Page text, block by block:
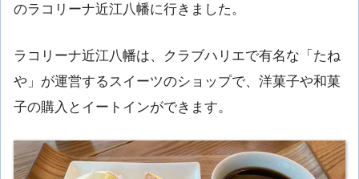
のラコリーナ近江八幡に行きました。
ラコリーナ近江八幡は、クラブハリエで有名な「たね
や」が運営するスイーツのショップで、洋菓子や和菓
子の購入とイートインができます。